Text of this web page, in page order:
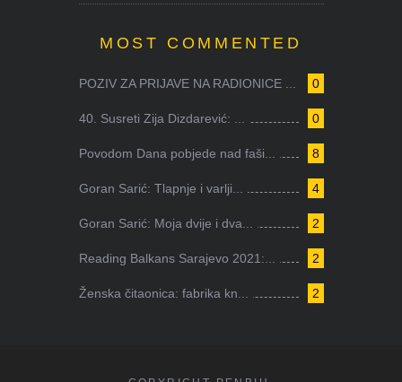
MOST COMMENTED
0
POZIV ZA PRIJAVE NA RADIONICE ...
0
40. Susreti Zija Dizdarević: ...
8
Povodom Dana pobjede nad faši...
4
Goran Sarić: Tlapnje i varlji...
2
Goran Sarić: Moja dvije i dva...
2
Reading Balkans Sarajevo 2021:...
2
Ženska čitaonica: fabrika kn...